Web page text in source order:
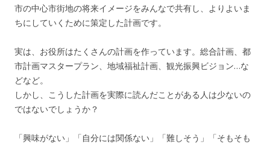
市の中心市街地の将来イメージをみんなで共有し、よりよいま
ちにしていくために策定した計画です。
実は、お役所はたくさんの計画を作っています。総合計画、都
市計画マスタープラン、地域福祉計画、観光振興ビジョン…な
どなど。
しかし、こうした計画を実際に読んだことがある人は少ないの
ではないでしょうか？
「興味がない」「自分には関係ない」「難しそう」「そもそも